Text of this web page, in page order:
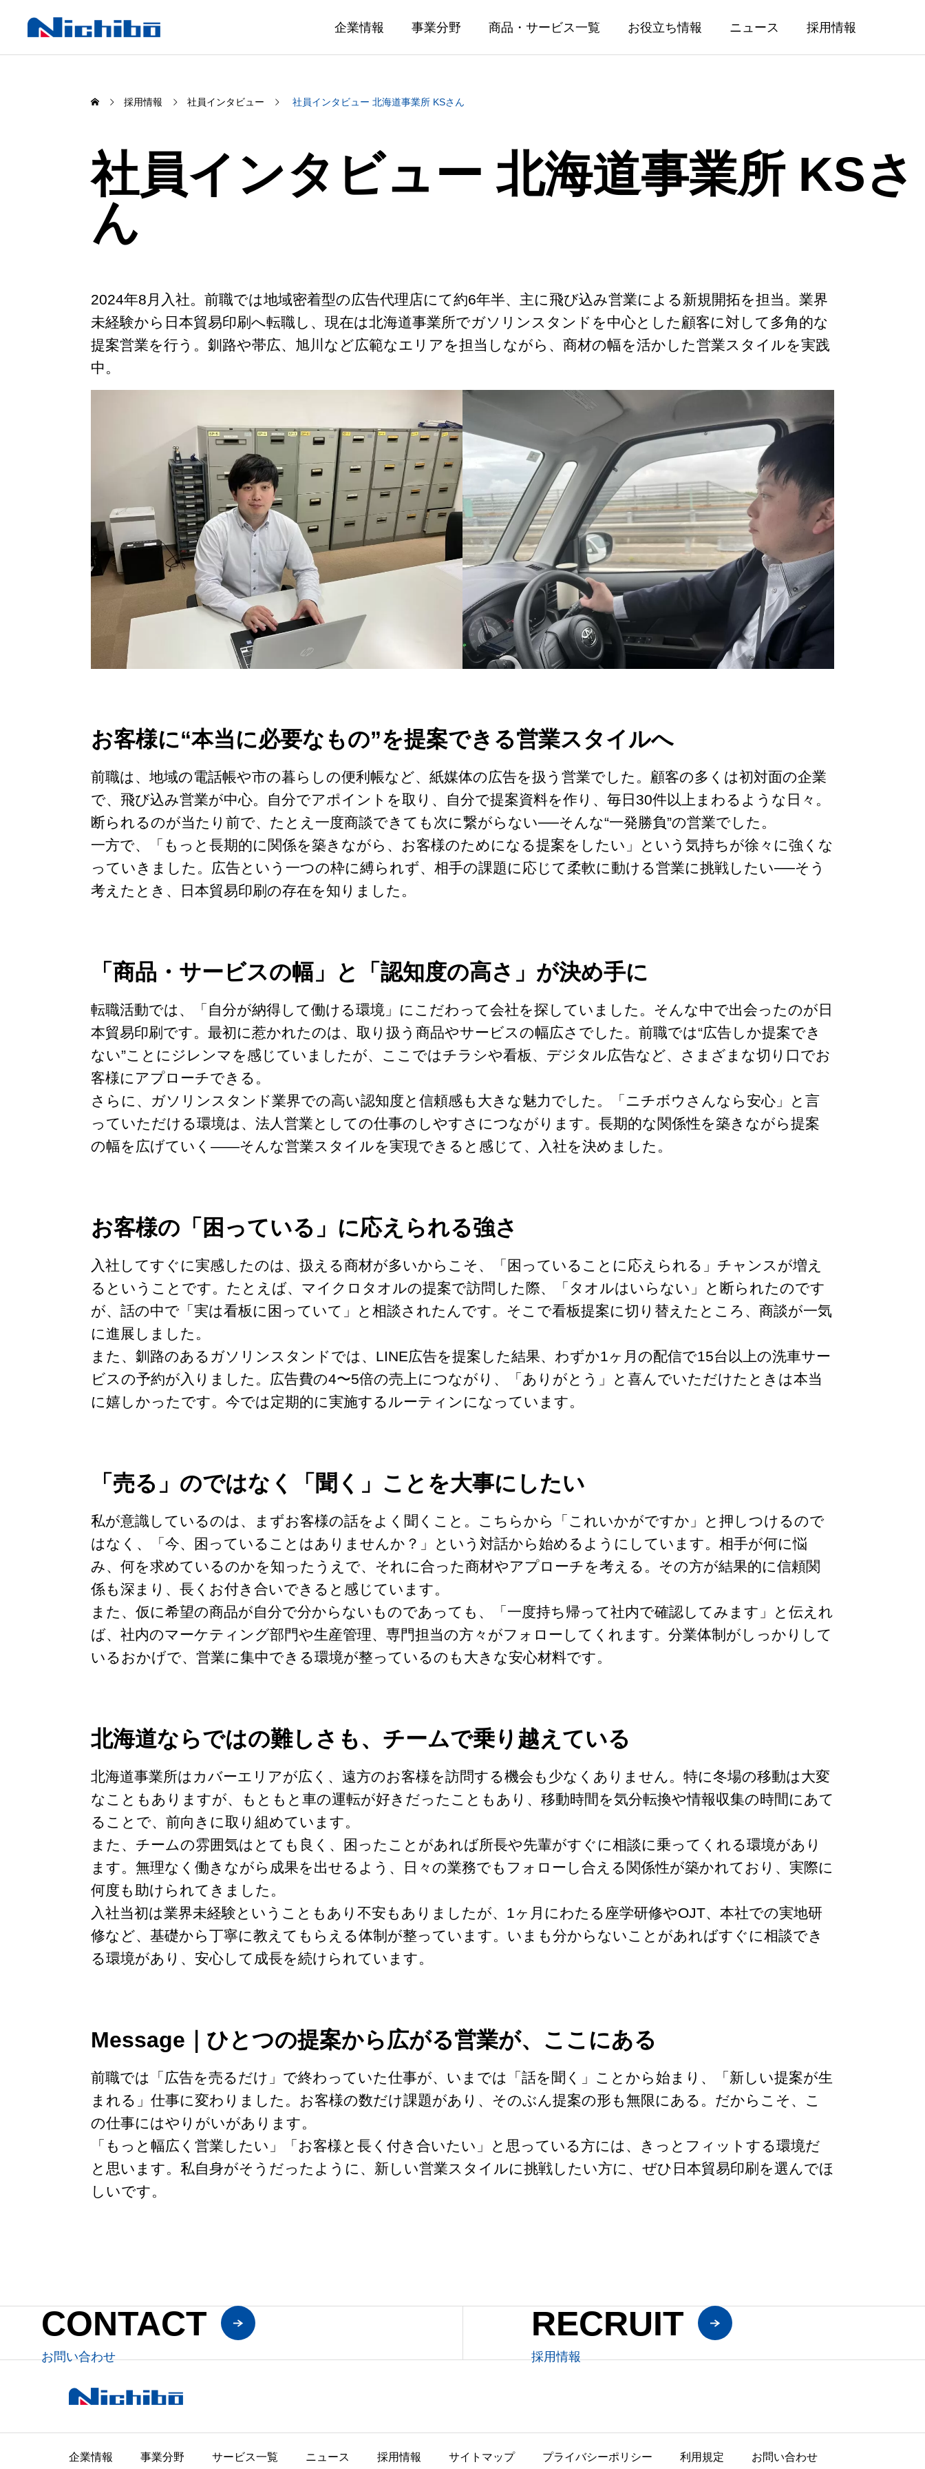
企業情報 事業分野 商品・サービス一覧 お役立ち情報 ニュース 採用情報
事業分野
主要事業の概要紹介
SS支援事業
プロモーション支援
デジタルサービス
カード事業
アウトソーシング
デジタルサービス
人材サービス事業
整備士紹介（中途）
定着化・教育支援
採用情報 社員インタビュー 社員インタビュー 北海道事業所 KSさん
社員インタビュー 北海道事業所 KSさ
ん
2024年8月入社。前職では地域密着型の広告代理店にて約6年半、主に飛び込み営業による新規開拓を担当。業界
未経験から日本貿易印刷へ転職し、現在は北海道事業所でガソリンスタンドを中心とした顧客に対して多角的な
提案営業を行う。釧路や帯広、旭川など広範なエリアを担当しながら、商材の幅を活かした営業スタイルを実践
中。
お客様に“本当に必要なもの”を提案できる営業スタイルへ
前職は、地域の電話帳や市の暮らしの便利帳など、紙媒体の広告を扱う営業でした。顧客の多くは初対面の企業
で、飛び込み営業が中心。自分でアポイントを取り、自分で提案資料を作り、毎日30件以上まわるような日々。
断られるのが当たり前で、たとえ一度商談できても次に繋がらない──そんな“一発勝負”の営業でした。
一方で、「もっと長期的に関係を築きながら、お客様のためになる提案をしたい」という気持ちが徐々に強くな
っていきました。広告という一つの枠に縛られず、相手の課題に応じて柔軟に動ける営業に挑戦したい──そう
考えたとき、日本貿易印刷の存在を知りました。
「商品・サービスの幅」と「認知度の高さ」が決め手に
転職活動では、「自分が納得して働ける環境」にこだわって会社を探していました。そんな中で出会ったのが日
本貿易印刷です。最初に惹かれたのは、取り扱う商品やサービスの幅広さでした。前職では“広告しか提案でき
ない”ことにジレンマを感じていましたが、ここではチラシや看板、デジタル広告など、さまざまな切り口でお
客様にアプローチできる。
さらに、ガソリンスタンド業界での高い認知度と信頼感も大きな魅力でした。「ニチボウさんなら安心」と言
っていただける環境は、法人営業としての仕事のしやすさにつながります。長期的な関係性を築きながら提案
の幅を広げていく――そんな営業スタイルを実現できると感じて、入社を決めました。
お客様の「困っている」に応えられる強さ
入社してすぐに実感したのは、扱える商材が多いからこそ、「困っていることに応えられる」チャンスが増え
るということです。たとえば、マイクロタオルの提案で訪問した際、「タオルはいらない」と断られたのです
が、話の中で「実は看板に困っていて」と相談されたんです。そこで看板提案に切り替えたところ、商談が一気
に進展しました。
また、釧路のあるガソリンスタンドでは、LINE広告を提案した結果、わずか1ヶ月の配信で15台以上の洗車サー
ビスの予約が入りました。広告費の4〜5倍の売上につながり、「ありがとう」と喜んでいただけたときは本当
に嬉しかったです。今では定期的に実施するルーティンになっています。
「売る」のではなく「聞く」ことを大事にしたい
私が意識しているのは、まずお客様の話をよく聞くこと。こちらから「これいかがですか」と押しつけるので
はなく、「今、困っていることはありませんか？」という対話から始めるようにしています。相手が何に悩
み、何を求めているのかを知ったうえで、それに合った商材やアプローチを考える。その方が結果的に信頼関
係も深まり、長くお付き合いできると感じています。
また、仮に希望の商品が自分で分からないものであっても、「一度持ち帰って社内で確認してみます」と伝えれ
ば、社内のマーケティング部門や生産管理、専門担当の方々がフォローしてくれます。分業体制がしっかりして
いるおかげで、営業に集中できる環境が整っているのも大きな安心材料です。
北海道ならではの難しさも、チームで乗り越えている
北海道事業所はカバーエリアが広く、遠方のお客様を訪問する機会も少なくありません。特に冬場の移動は大変
なこともありますが、もともと車の運転が好きだったこともあり、移動時間を気分転換や情報収集の時間にあて
ることで、前向きに取り組めています。
また、チームの雰囲気はとても良く、困ったことがあれば所長や先輩がすぐに相談に乗ってくれる環境があり
ます。無理なく働きながら成果を出せるよう、日々の業務でもフォローし合える関係性が築かれており、実際に
何度も助けられてきました。
入社当初は業界未経験ということもあり不安もありましたが、1ヶ月にわたる座学研修やOJT、本社での実地研
修など、基礎から丁寧に教えてもらえる体制が整っています。いまも分からないことがあればすぐに相談でき
る環境があり、安心して成長を続けられています。
Message｜ひとつの提案から広がる営業が、ここにある
前職では「広告を売るだけ」で終わっていた仕事が、いまでは「話を聞く」ことから始まり、「新しい提案が生
まれる」仕事に変わりました。お客様の数だけ課題があり、そのぶん提案の形も無限にある。だからこそ、こ
の仕事にはやりがいがあります。
「もっと幅広く営業したい」「お客様と長く付き合いたい」と思っている方には、きっとフィットする環境だ
と思います。私自身がそうだったように、新しい営業スタイルに挑戦したい方に、ぜひ日本貿易印刷を選んでほ
しいです。
CONTACT
お問い合わせ
RECRUIT
採用情報
企業情報 事業分野 サービス一覧 ニュース 採用情報 サイトマップ プライバシーポリシー 利用規定 お問い合わせ